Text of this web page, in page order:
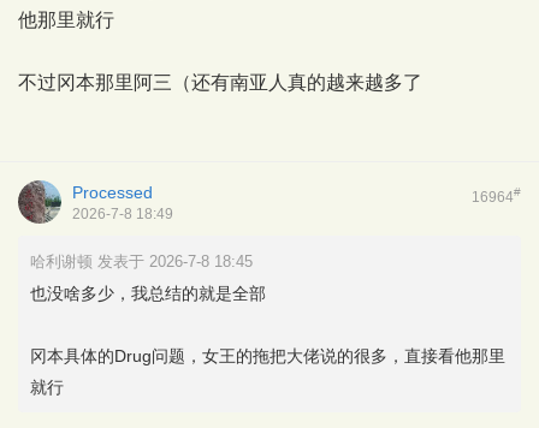
他那里就行
不过冈本那里阿三（还有南亚人真的越来越多了
16964#
Processed
2026-7-8 18:49
哈利谢顿 发表于 2026-7-8 18:45
也没啥多少，我总结的就是全部
冈本具体的Drug问题，女王的拖把大佬说的很多，直接看他那里
就行